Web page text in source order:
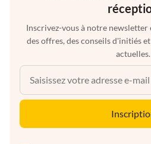
Inscrivez-vous à notre
des offres, des conseils d'initiés
actuelles.